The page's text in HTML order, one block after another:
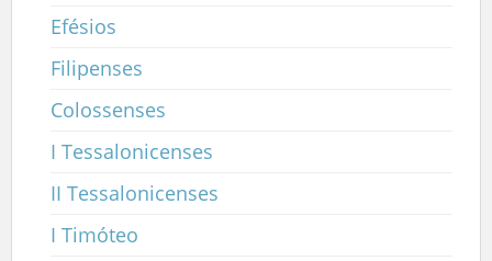
Efésios
Filipenses
Colossenses
I Tessalonicenses
II Tessalonicenses
I Timóteo